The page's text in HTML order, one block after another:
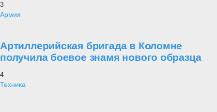
3
Армия
Артиллерийская бригада в Коломне
получила боевое знамя нового образца
4
Техника